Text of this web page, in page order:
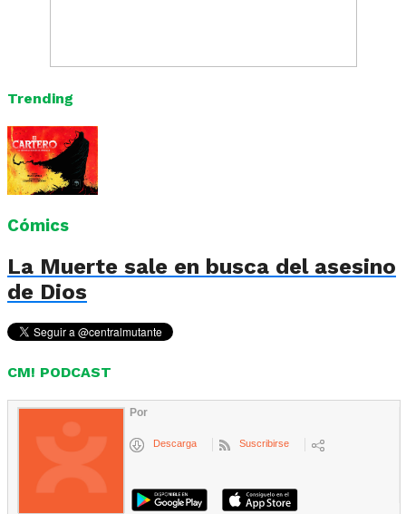
Trending
Cómics
La Muerte sale en busca del asesino
de Dios
CM! PODCAST